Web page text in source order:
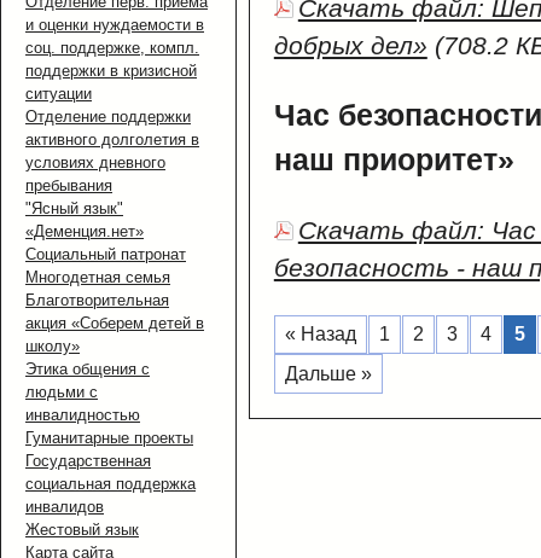
и оценки нуждаемости в
соц. поддержке, компл.
поддержки в кризисной
ситуации
Отделение поддержки
активного долголетия в
условиях дневного
пребывания
"Ясный язык"
«Деменция.нет»
Социальный патронат
Многодетная семья
Благотворительная
акция «Соберем детей в
школу»
Этика общения с
людьми с
инвалидностью
Гуманитарные проекты
Государственная
социальная поддержка
инвалидов
Жестовый язык
Карта сайта
Скачать файл:
добрых дел» (708.2
Час
наш приоритет»
Скачать файл:
безопасность - наш
« Назад 1 2 3 4
5
Дальше »